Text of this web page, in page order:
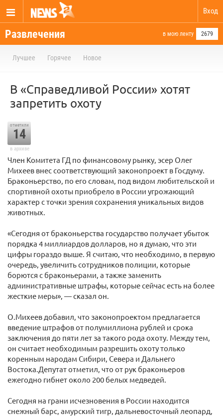
Вход
Развлечения в мою ленту 2679
Лучшее Горячее Новое
В «Справедливой России» хотят
запретить охоту
отметили
14
в архиве
Член Комитета ГД по финансовому рынку, эсер Олег
Михеев внес соответствующий законопроект в Госдуму.
Браконьерство, по его словам, под видом любительской и
спортивной охоты приобрело в России угрожающий
характер с точки зрения сохранения уникальных видов
животных.
«Сегодня от браконьерства государство получает убыток
порядка 4 миллиардов долларов, но я думаю, что эти
цифры гораздо выше. Я считаю, что необходимо, в первую
очередь, увеличить сотрудников полиции, которые
борются с браконьерами, а также заменить
административные штрафы, которые сейчас есть на более
жесткие меры», — сказал он.
О.Михеев добавил, что законопроектом предлагается
введение штрафов от полумиллиона рублей и срока
заключения до пяти лет за такого рода охоту. Между тем,
он считает необходимым разрешить охоту только
коренным народам Сибири, Севера и Дальнего
Востока.Депутат отметил, что от рук браконьеров
ежегодно гибнет около 200 белых медведей.
Сегодня на грани исчезновения в России находится
снежный барс, амурский тигр, дальневосточный леопард,